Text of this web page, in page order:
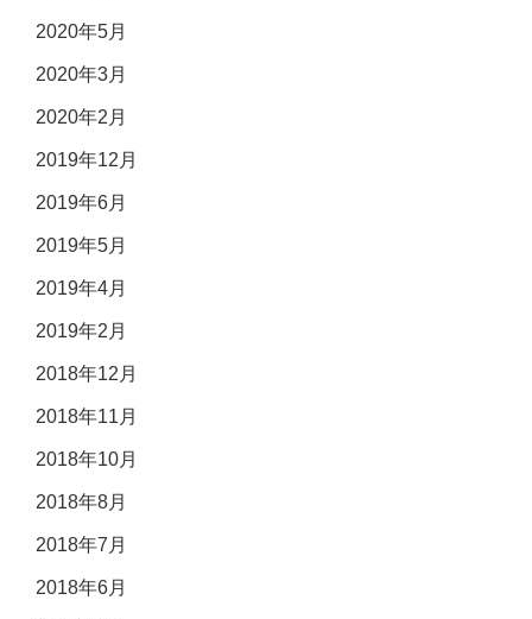
2020年5月
2020年3月
2020年2月
2019年12月
2019年6月
2019年5月
2019年4月
2019年2月
2018年12月
2018年11月
2018年10月
2018年8月
2018年7月
2018年6月